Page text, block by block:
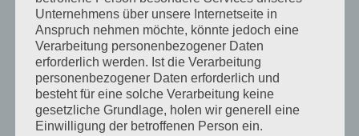
September 2015
August 2015
Juli 2015
Mai 2015
April 2015
Unternehmens über unsere Internetseite in
Anspruch nehmen möchte, könnte jedoch eine
Verarbeitung personenbezogener Daten
erforderlich werden. Ist die Verarbeitung
personenbezogener Daten erforderlich und
besteht für eine solche Verarbeitung keine
gesetzliche Grundlage, holen wir generell eine
Einwilligung der betroffenen Person ein.